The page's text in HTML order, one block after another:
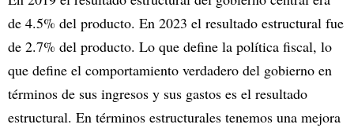
de 4.5% del producto. En 2023 el resultado estructural fue
de 2.7% del producto. Lo que define la política fiscal, lo
que define el comportamiento verdadero del gobierno en
términos de sus ingresos y sus gastos es el resultado
estructural. En términos estructurales tenemos una mejora